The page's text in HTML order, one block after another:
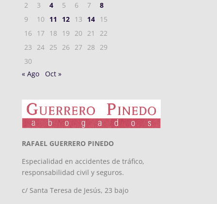
2
3 4 5 6 7
8
9
10 11 12 13 14 15
16
17 18 19 20 21
22
23
24 25 26 27 28
29
30
« Ago
Oct »
RAFAEL GUERRERO PINEDO
Especialidad en accidentes de tráfico,
responsabilidad civil y seguros.
c/ Santa Teresa de Jesús, 23 bajo